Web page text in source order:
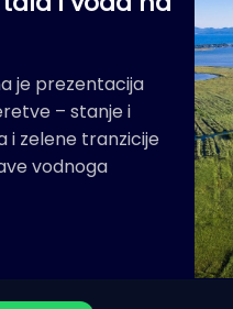
je prezentacija
– stanje i
i zelene tranzicije
vodnoga